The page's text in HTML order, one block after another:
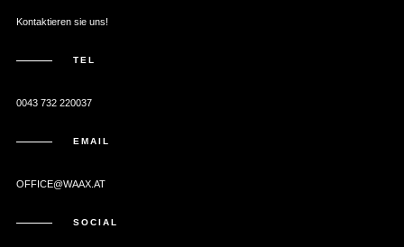
Kontaktieren sie uns!
TEL
0043 732 220037
EMAIL
OFFICE@WAAX.AT
SOCIAL